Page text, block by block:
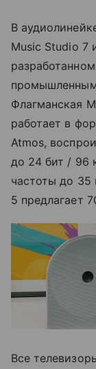
В
Music Studio 7
Флагманская
работает в
Atmos,
до 24 бит / 96
частоты до 35
5 предлагает
Все